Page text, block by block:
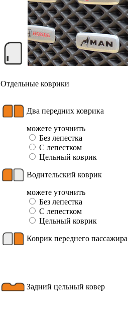
Отдельные коврики
Два передних коврика
можете уточнить
Без лепестка
С лепестком
Цельный коврик
Водительский коврик
можете уточнить
Без лепестка
С лепестком
Цельный коврик
Коврик переднего пассажира
Задний цельный ковер